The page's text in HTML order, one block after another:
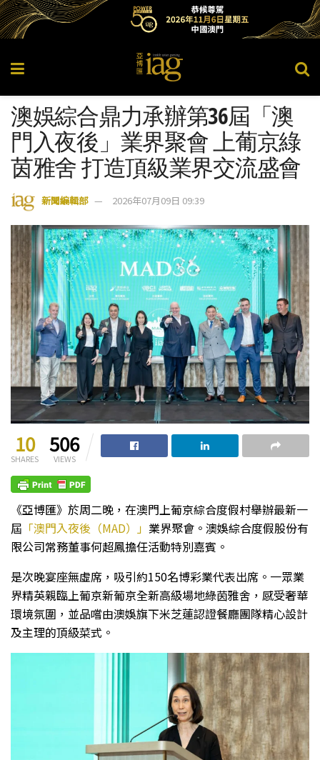
澳娛綜合鼎力承辦第36屆「澳
門入夜後」業界聚會 上葡京綠
茵雅舍 打造頂級業界交流盛會
新聞編輯部 2026年07月09日 09:39
10
SHARES
506
VIEWS
《亞博匯》於周二晚，在澳門上葡京綜合度假村舉辦最新一
屆 「澳門入夜後（MAD）」 業界聚會。澳娛綜合度假股份有
限公司常務董事何超鳳擔任活動特別嘉賓。
是次晚宴座無虛席，吸引約150名博彩業代表出席。一眾業
界精英親臨上葡京新葡京全新高級場地綠茵雅舍，感受奢華
環境氛圍，並品嚐由澳娛旗下米芝蓮認證餐廳團隊精心設計
及主理的頂級菜式。